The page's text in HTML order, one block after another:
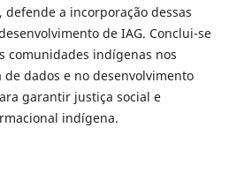
a incorporação dessas
de IAG. Conclui-se
comunidades indígenas nos
de dados e no desenvolvimento
garantir justiça social e
indígena.